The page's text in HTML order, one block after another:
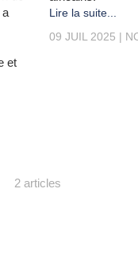
a
et
Lire la suite...
09 JUIL 2025
2 articles